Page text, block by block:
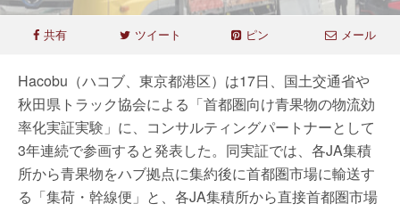
共有 ツイート ピン メール
Hacobu（ハコブ、東京都港区）は17日、国土交通省や
秋田県トラック協会による「首都圏向け青果物の物流効
率化実証実験」に、コンサルティングパートナーとして
3年連続で参画すると発表した。同実証では、各JA集積
所から青果物をハブ拠点に集約後に首都圏市場に輸送す
る「集荷・幹線便」と、各JA集積所から直接首都圏市場